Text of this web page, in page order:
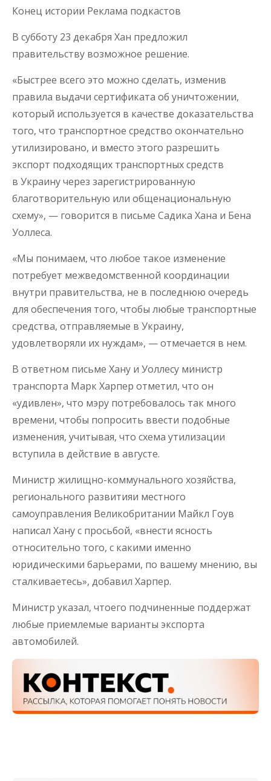
Конец истории Реклама подкастов
В субботу 23 декабря Хан предложил
правительству возможное решение.
«Быстрее всего это можно сделать, изменив
правила выдачи сертификата об уничтожении,
который используется в качестве доказательства
того, что транспортное средство окончательно
утилизировано, и вместо этого разрешить
экспорт подходящих транспортных средств
в Украину через зарегистрированную
благотворительную или общенациональную
схему», — говорится в письме Садика Хана и Бена
Уоллеса.
«Мы понимаем, что любое такое изменение
потребует межведомственной координации
внутри правительства, не в последнюю очередь
для обеспечения того, чтобы любые транспортные
средства, отправляемые в Украину,
удовлетворяли их нуждам», — отмечается в нем.
В ответном письме Хану и Уоллесу министр
транспорта Марк Харпер отметил, что он
«удивлен», что мэру потребовалось так много
времени, чтобы попросить ввести подобные
изменения, учитывая, что схема утилизации
вступила в действие в августе.
Министр жилищно-коммунального хозяйства,
регионального развитияи местного
самоуправления Великобритании Майкл Гоув
написал Хану с просьбой, «внести ясность
относительно того, с какими именно
юридическими барьерами, по вашему мнению, вы
сталкиваетесь», добавил Харпер.
Министр указал, чтоего подчиненные поддержат
любые приемлемые варианты экспорта
автомобилей.